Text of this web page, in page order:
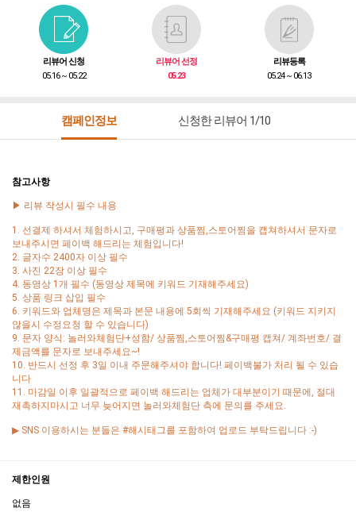
리뷰어 신청
05.16 ~ 05.22
리뷰어 선정
05.23
리뷰등록
05.24 ~ 06.13
캠페인정보 신청한 리뷰어 1/10
참고사항
▶ 리뷰 작성시 필수 내용
1. 선결제 하셔서 체험하시고, 구매평과 상품찜,스토어찜을 캡쳐하셔서 문자로
보내주시면 페이백 해드리는 체험입니다!
2. 글자수 2400자 이상 필수
3. 사진 22장 이상 필수
4. 동영상 1개 필수 (동영상 제목에 키워드 기재해주세요)
5. 상품 링크 삽입 필수
6. 키워드와 업체명은 제목과 본문 내용에 5회씩 기재해주세요 (키워드 지키지
않을시 수정요청 할 수 있습니다)
9. 문자 양식: 놀러와체험단+성함/ 상품찜,스토어찜&구매평 캡쳐/ 계좌번호/ 결
제금액를 문자로 보내주세요~!
10. 반드시 선정 후 3일 이내 주문해주셔야 합니다! 페이백불가 처리 될 수 있습
니다
11. 마감일 이후 일괄적으로 페이백 해드리는 업체가 대부분이기 때문에, 절대
재촉하지마시고 너무 늦어지면 놀러와체험단 측에 문의를 주세요.
▶ SNS 이용하시는 분들은 #해시태그를 포함하여 업로드 부탁드립니다 :-)
제한인원
없음